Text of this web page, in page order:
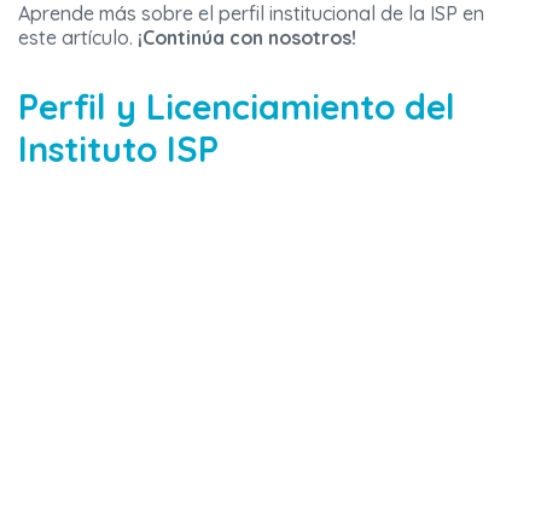
Aprende más sobre el perfil institucional de la ISP en
este artículo. ¡Continúa con nosotros!
Perfil y Licenciamiento del
Instituto ISP